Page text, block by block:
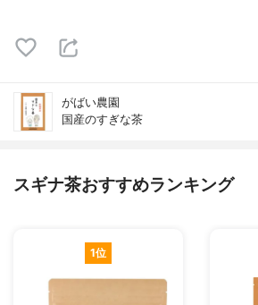
がばい農園
国産のすぎな茶
スギナ茶おすすめランキング
1位